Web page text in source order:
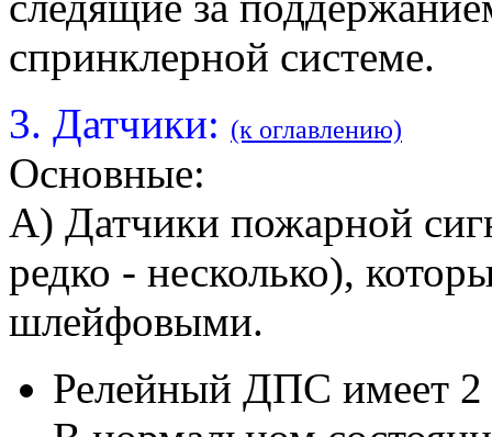
спринклерной системе.
3. Датчики: (к оглавлению)
Основные:
А) Датчики пожарной
редко - несколько),
шлейфовыми.
Релейный ДПС имеет 2